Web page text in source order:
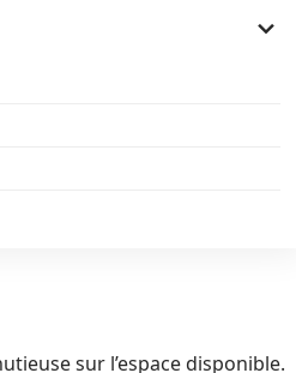
sur l’espace disponible.